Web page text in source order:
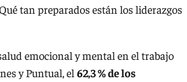
tan preparados están los liderazgos
emocional y mental en el trabajo
y Puntual, el 62,3 % de los